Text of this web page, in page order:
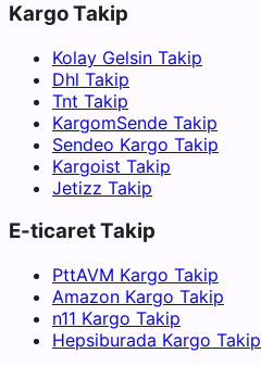
Kargo Takip
Kolay Gelsin Takip
Dhl Takip
Tnt Takip
KargomSende Takip
Sendeo Kargo Takip
Kargoist Takip
Jetizz Takip
E-ticaret Takip
PttAVM Kargo Takip
Amazon Kargo Takip
n11 Kargo Takip
Hepsiburada Kargo Takip